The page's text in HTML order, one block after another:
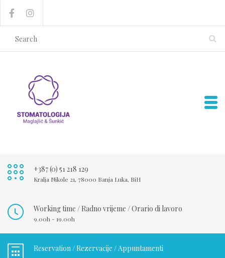
+387 (0) 51 218 129
Kralja Nikole 21, 78000 Banja Luka, BiH
Working time / Radno vrijeme / Orario di lavoro
9.00h - 19.00h
Reservation / Rezervacije / Appuntamenti